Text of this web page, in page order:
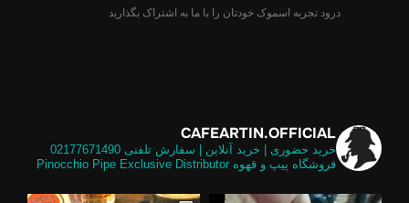
درود تجربه اسموک خودتان را با ما به اشتراک بگذارید
CAFEARTIN.OFFICIAL
خرید حضوری | خرید آنلاین | سفارش تلفنی
فروشگاه پیپ و قهوه
برابر گلد امکان استفاده از فیل